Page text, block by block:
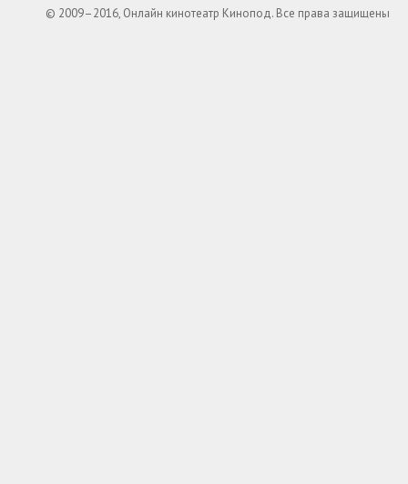
© 2009–2016, Онлайн кинотеатр Кинопод. Все права защищены